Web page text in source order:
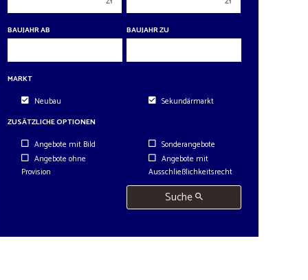
6 Zimmer
6 Zimmer
BAUJAHR AB BAUJAHR ZU
MARKT
Neubau
Sekundärmarkt
ZUSÄTZLICHE OPTIONEN
Angebote mit Bild
Sonderangebote
Angebote ohne
Provision
Angebote mit
Ausschließlichkeitsrecht
Suche